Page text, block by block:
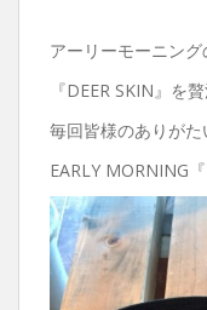
アーリーモーニン
『DEER SKIN』を
毎回皆様のありがた
EARLY MORNING